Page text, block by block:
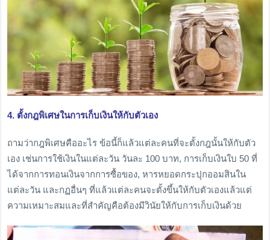
4. ตั้งกฎพิเศษในการเก็บเงินให้กับตัวเอง
ถามว่ากฎพิเศษคืออะไร ข้อนี้ก็แล้วแต่ละคนที่จะตั้งกฎนั้นให้กับตัว
เอง เช่นการใช้เงินในแต่ละวัน วันละ 100 บาท, การเก็บเงินใบ 50 ที่
ได้จากการทอนเงินจากการซื้อของ, หารหยอดกระปุกออมสินใน
แต่ละวัน และกฏอื่นๆ ที่แล้วแต่ละคนจะตั้งขึ้นให้กับตัวเองแล้วแต่
ความเหมาะสมและที่สำคัญคือต้องมีวินัยให้กับการเก็บเงินด้วย